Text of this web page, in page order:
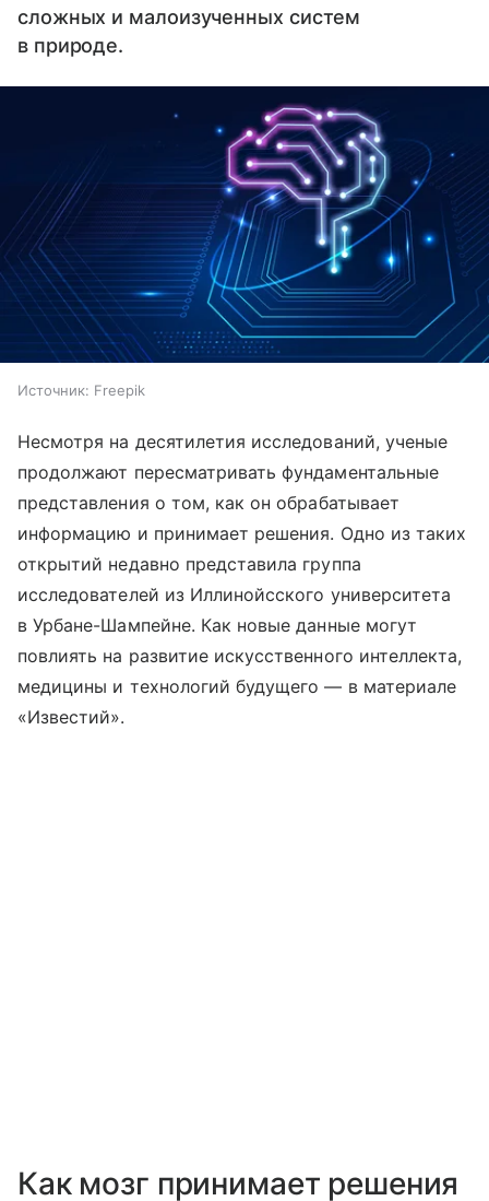
сложных и малоизученных систем
в природе.
Источник: Freepik
Несмотря на десятилетия исследований, ученые
продолжают пересматривать фундаментальные
представления о том, как он обрабатывает
информацию и принимает решения. Одно из таких
открытий недавно представила группа
исследователей из Иллинойсского университета
в Урбане-Шампейне. Как новые данные могут
повлиять на развитие искусственного интеллекта,
медицины и технологий будущего — в материале
«Известий».
Как мозг принимает решения